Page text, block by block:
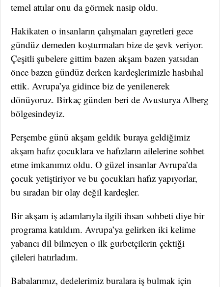
temel attılar onu da görmek nasip oldu.
Hakikaten o insanların çalışmaları gayretleri gece
gündüz demeden koşturmaları bize de şevk veriyor.
Çeşitli şubelere gittim bazen akşam bazen yatsıdan
önce bazen gündüz derken kardeşlerimizle hasbıhal
ettik. Avrupa’ya gidince biz de yenilenerek
dönüyoruz. Birkaç günden beri de Avusturya Alberg
bölgesindeyiz.
Perşembe günü akşam geldik buraya geldiğimiz
akşam hafız çocuklara ve hafızların ailelerine sohbet
etme imkanımız oldu. O güzel insanlar Avrupa’da
çocuk yetiştiriyor ve bu çocukları hafız yapıyorlar,
bu sıradan bir olay değil kardeşler.
Bir akşam iş adamlarıyla ilgili ihsan sohbeti diye bir
programa katıldım. Avrupa’ya gelirken iki kelime
yabancı dil bilmeyen o ilk gurbetçilerin çektiği
çileleri hatırladım.
Babalarımız, dedelerimiz buralara iş bulmak için